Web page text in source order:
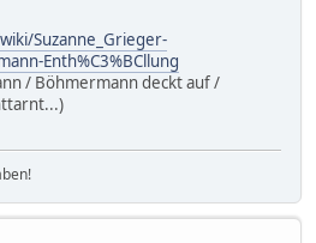
Suzanne_Grieger-
Enth%C3%BCllung
/ Böhmermann deckt auf /